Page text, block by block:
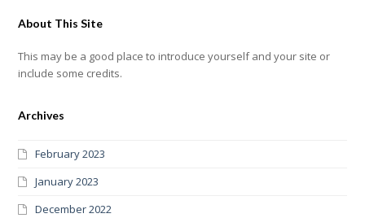
About This Site
This may be a good place to introduce yourself and your site or
include some credits.
Archives
February 2023
January 2023
December 2022